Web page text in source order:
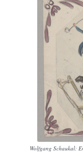
Wolfgang Schaukal: